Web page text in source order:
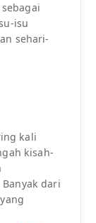
isu
sehari-
kali
kisah-
dari